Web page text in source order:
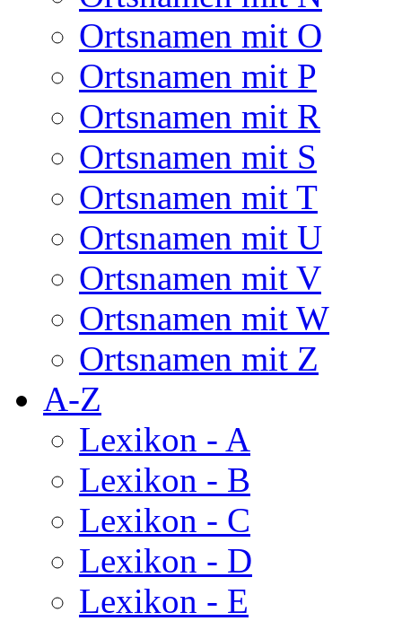
Ortsnamen mit O
Ortsnamen mit P
Ortsnamen mit R
Ortsnamen mit S
Ortsnamen mit T
Ortsnamen mit U
Ortsnamen mit V
Ortsnamen mit W
Ortsnamen mit Z
A-Z
Lexikon - A
Lexikon - B
Lexikon - C
Lexikon - D
Lexikon - E